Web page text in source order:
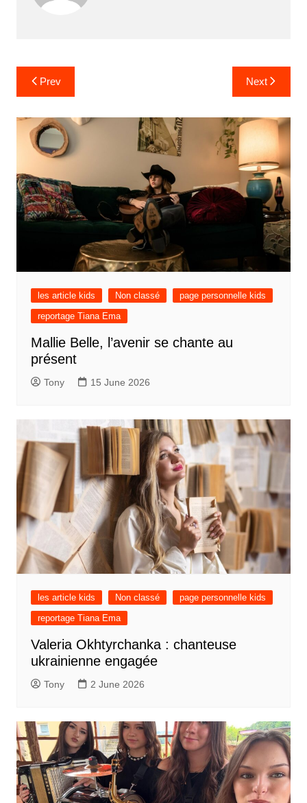
Prev Next
les article kids Non classé
page personnelle kids
reportage Tiana Ema
Mallie Belle, l’avenir se chante au
présent
Tony 15 June 2026
les article kids Non classé
page personnelle kids
reportage Tiana Ema
Valeria Okhtyrchanka : chanteuse
ukrainienne engagée
Tony 2 June 2026